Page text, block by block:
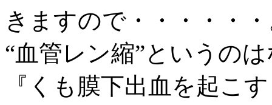
きますので・・・・・
“血管レン縮”というの
『くも膜下出血を起こ